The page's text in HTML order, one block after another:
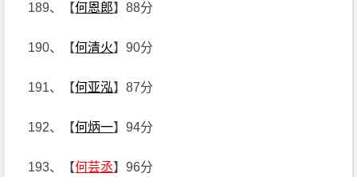
189、【何恩郎】88分
190、【何清火】90分
191、【何亚泓】87分
192、【何炳一】94分
193、【何芸丞】96分